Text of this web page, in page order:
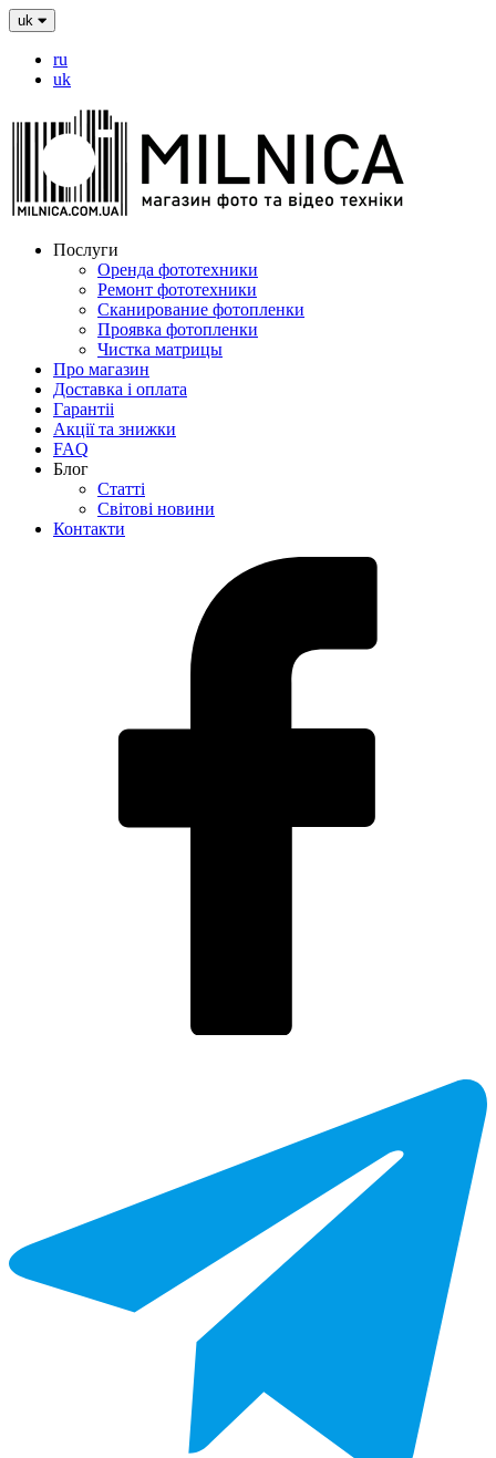
uk
ru
uk
Послуги
Оренда фототехники
Ремонт фототехники
Сканирование фотопленки
Проявка фотопленки
Чистка матрицы
Про магазин
Доставка і оплата
Гарантіі
Акції та знижки
FAQ
Блог
Статті
Світові новини
Контакти